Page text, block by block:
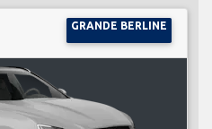
GRANDE BERLINE